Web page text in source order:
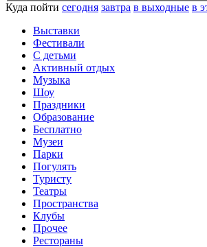
Куда пойти сегодня завтра в выходные в
Выставки
Фестивали
С детьми
Активный отдых
Музыка
Шоу
Праздники
Образование
Бесплатно
Музеи
Парки
Погулять
Туристу
Театры
Пространства
Клубы
Прочее
Рестораны